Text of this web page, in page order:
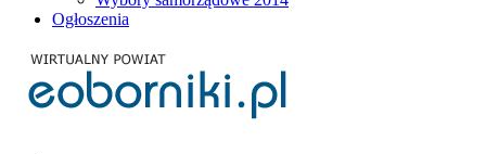
Ogłoszenia